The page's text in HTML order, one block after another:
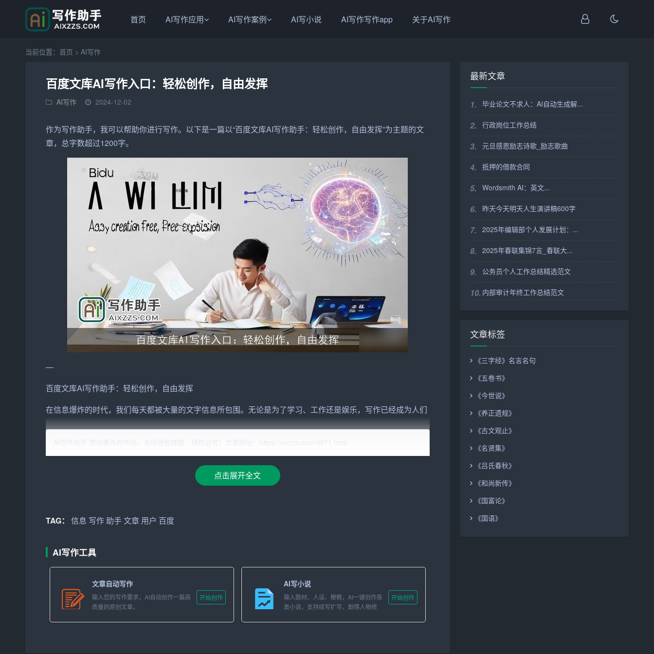
首页 AI写作应用 AI写作案例 AI写小说 AI写作写作app 关于AI写作
当前位置： 首页 > AI写作
百度文库AI写作入口：轻松创作，自由发挥
AI写作 2024-12-02
作为写作助手，我可以帮助你进行写作。以下是一篇以“百度文库AI写作助手：轻松创作，自由发挥”为主题的文
章，总字数超过1200字。
—
百度文库AI写作助手：轻松创作，自由发挥
在信息爆炸的时代，我们每天都被大量的文字信息所包围。无论是为了学习、工作还是娱乐，写作已经成为人们
生活中不可或缺的一部分。然而，并不是每个人都擅长写作，也不是每次写作任务都能让人充满灵感。这时，百
度文库AI写作助手应运而生，它旨在帮助
AI写作助手的诞生
随着人工智能技术的发展，AI在各个领域的应用越来越广泛。在写作领域，AI助手可以帮助人们快速生成文章框
如何使用AI写作助手
使用百度文库AI写作助手非常简单。首先，用户需要在百度文库的官方网站上找到AI写作助手的功能入口。进入
要对生成的内容进行修改和调整，直到满意为止。
写作助手的优势
AI写作助手 原创著作权作品，未经授权转载，侵权必究！文章网址：https://aixzzs.com/4971.html
点击展开全文
TAG： 信息 写作助手文章 用户 百度
AI写作工具
文章自动写作
输入您的写作要求，AI自动创作一篇高
质量的原创文章。
开始创作
AI写小说
输入题材、人设、梗概，AI一键创作各
类小说，支持续写扩写、剧情人物修
开始创作
最新文章
1. 毕业论文不求人：AI自动生成解...
2. 行政岗位工作总结
3. 元旦感恩励志诗歌_励志歌曲
4. 抵押的借款合同
5. Wordsmith AI：英文...
6. 昨天今天明天人生演讲稿600字
7. 2025年编辑部个人发展计划：...
8. 2025年春联集锦7言_春联大...
9. 公务员个人工作总结精选范文
10. 内部审计年终工作总结范文
文章标签
《三字经》名言名句
《五卷书》
《今世说》
《养正遗规》
《古文观止》
《名贤集》
《吕氏春秋》
《和尚新传》
《国富论》
《国语》